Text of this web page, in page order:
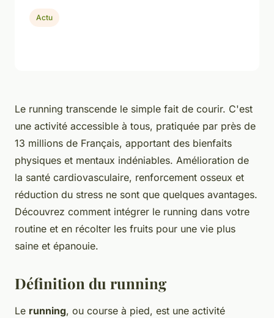
Le running transcende le simple fait de courir. C'est
une activité accessible à tous, pratiquée par près de
13 millions de Français, apportant des bienfaits
physiques et mentaux indéniables. Amélioration de
la santé cardiovasculaire, renforcement osseux et
réduction du stress ne sont que quelques avantages.
Découvrez comment intégrer le running dans votre
routine et en récolter les fruits pour une vie plus
saine et épanouie.
Définition du running
Le running, ou course à pied, est une activité
Actu